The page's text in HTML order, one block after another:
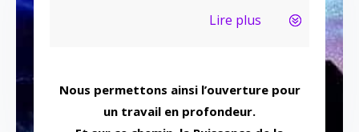
Lire plus
Nous permettons ainsi l’ouverture pour
un travail en profondeur.